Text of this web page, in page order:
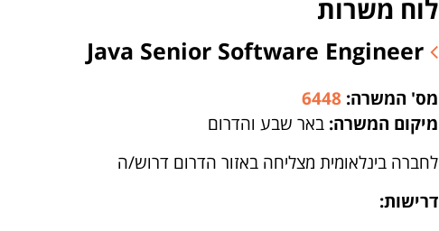
לוח משרות
מס' המשרה: 6448
מיקום המשרה: באר שבע והדרום
לחברה בינלאומית מצליחה באזור הדרום דרוש/ה
דרישות: